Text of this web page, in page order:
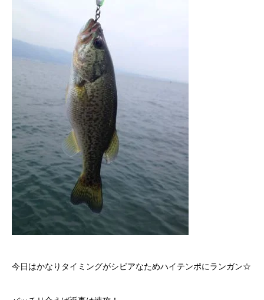
今日はかなりタイミングがシビアなためハイテンポにランガン☆